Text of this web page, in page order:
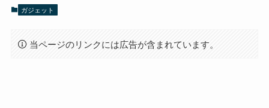
ガジェット
当ページのリンクには広告が含まれています。